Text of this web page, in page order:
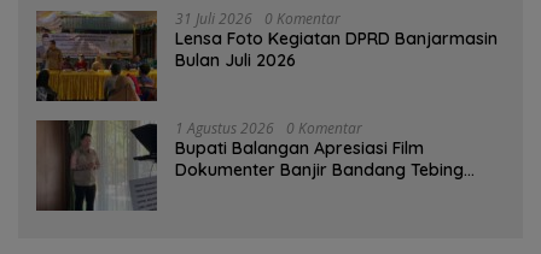
31 Juli 2026 0 Komentar
Lensa Foto Kegiatan DPRD Banjarmasin
Bulan Juli 2026
1 Agustus 2026 0 Komentar
Bupati Balangan Apresiasi Film
Dokumenter Banjir Bandang Tebing